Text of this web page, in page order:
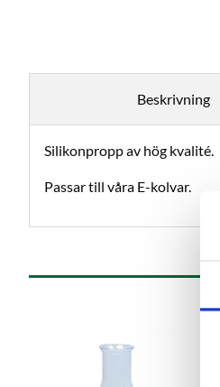
Beskrivning
Silikonpropp av hög kvalité.
Passar till våra E-kolvar.